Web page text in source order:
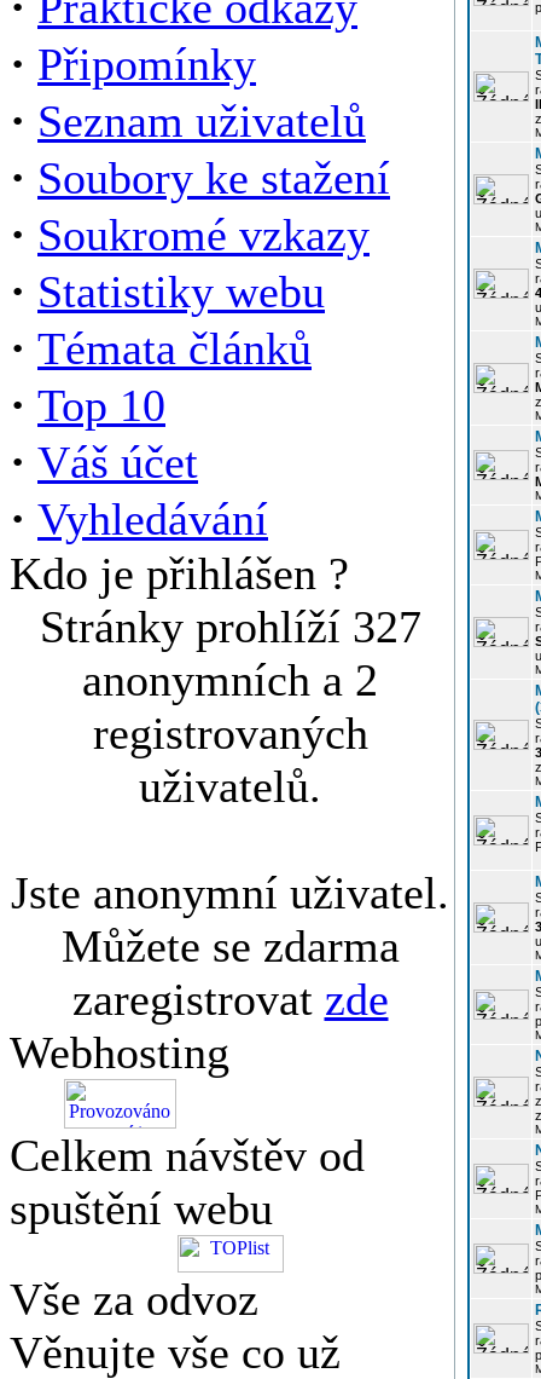
· Připomínky
· Seznam uživatelů
· Soubory ke stažení
· Soukromé vzkazy
· Statistiky webu
· Témata článků
· Top 10
· Váš účet
· Vyhledávání
Kdo je přihlášen ?
Stránky prohlíží 327
anonymních a 2
registrovaných
uživatelů.
Jste anonymní uživatel.
Můžete se zdarma
zaregistrovat zde
Webhosting
Celkem návštěv od
spuštění webu
Vše za odvoz
Věnujte vše co už